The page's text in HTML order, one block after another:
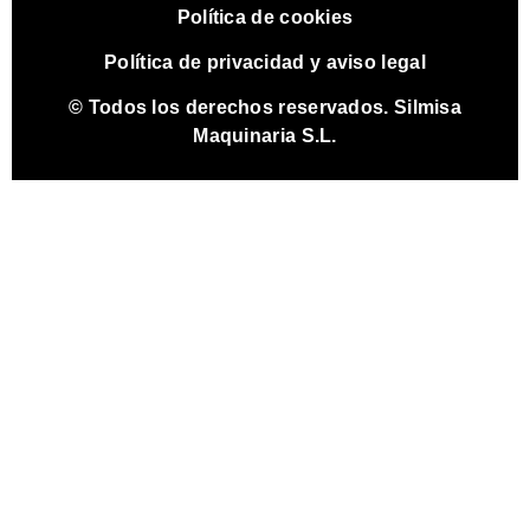
Política de cookies
Política de privacidad y aviso legal
© Todos los derechos reservados. Silmisa
Maquinaria S.L.